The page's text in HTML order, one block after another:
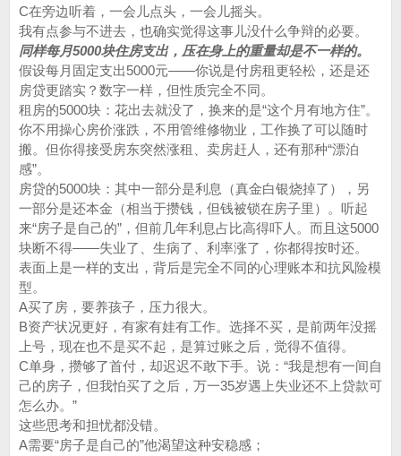
C在旁边听着，一会儿点头，一会儿摇头。
我有点参与不进去，也确实觉得这事儿没什么争辩的必要。
同样每月5000块住房支出，压在身上的重量却是不一样的。
假设每月固定支出5000元——你说是付房租更轻松，还是还
房贷更踏实？数字一样，但性质完全不同。
租房的5000块：花出去就没了，换来的是“这个月有地方住”。
你不用操心房价涨跌，不用管维修物业，工作换了可以随时
搬。但你得接受房东突然涨租、卖房赶人，还有那种“漂泊
感”。
房贷的5000块：其中一部分是利息（真金白银烧掉了），另
一部分是还本金（相当于攒钱，但钱被锁在房子里）。听起
来“房子是自己的”，但前几年利息占比高得吓人。而且这5000
块断不得——失业了、生病了、利率涨了，你都得按时还。
表面上是一样的支出，背后是完全不同的心理账本和抗风险模
型。
A买了房，要养孩子，压力很大。
B资产状况更好，有家有娃有工作。选择不买，是前两年没摇
上号，现在也不是买不起，是算过账之后，觉得不值得。
C单身，攒够了首付，却迟迟不敢下手。说：“我是想有一间自
己的房子，但我怕买了之后，万一35岁遇上失业还不上贷款可
怎么办。”
这些思考和担忧都没错。
A需要“房子是自己的”他渴望这种安稳感；